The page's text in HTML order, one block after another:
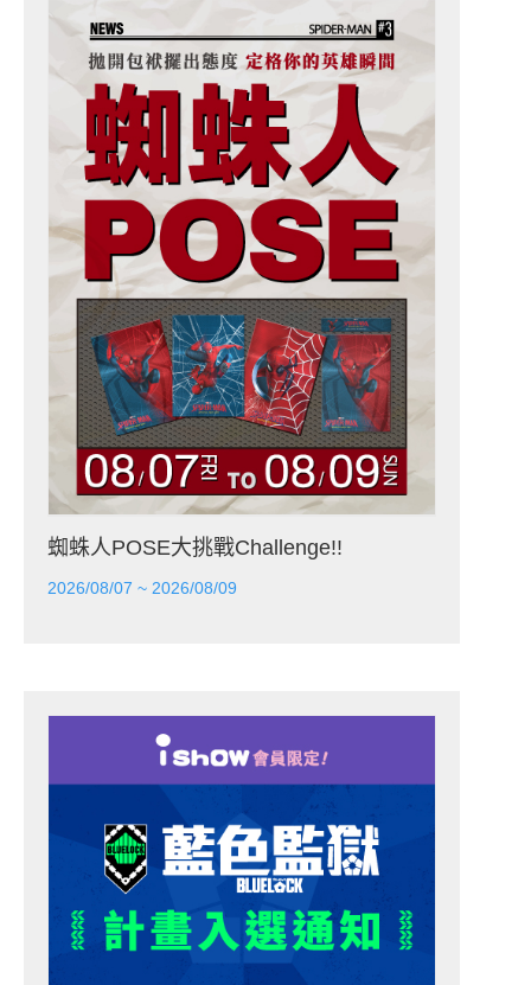
蜘蛛人POSE大挑戰Challenge!!
2026/08/07 ~ 2026/08/09